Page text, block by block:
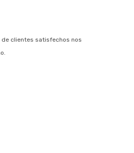
de clientes satisfechos nos